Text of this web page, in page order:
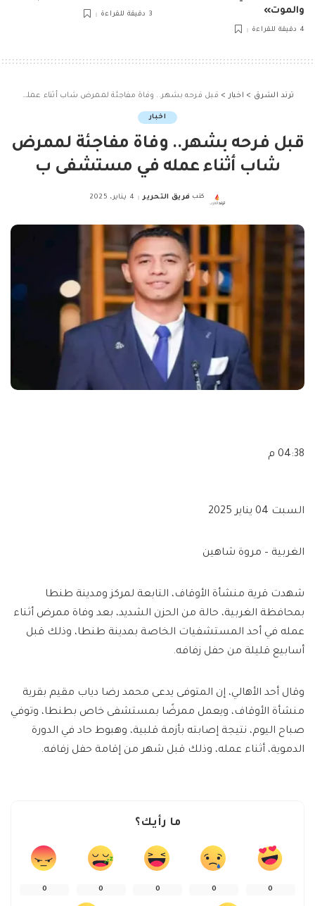
والموت»
4 دقيقة للقراءة
3 دقيقة للقراءة
ترند الشرق > اخبار > قبل فرحه بشهر.. وفاة مفاجئة لممرض شاب أثناء عمله في مستشفى ب
اخبار
قبل فرحه بشهر.. وفاة مفاجئة لممرض
شاب أثناء عمله في مستشفى ب
Posted
كتب فريق التحرير 4 يناير، 2025
04:38 م
السبت 04 يناير 2025
الغربية – مروة شاهين
شهدت قرية منشأة الأوقاف، التابعة لمركز ومدينة طنطا
بمحافظة الغربية، حالة من الحزن الشديد، بعد وفاة ممرض أثناء
عمله في أحد المستشفيات الخاصة بمدينة طنطا، وذلك قبل
أسابيع قليلة من حفل زفافه.
وقال أحد الأهالي، إن المتوفى يدعى محمد رضا دياب مقيم بقرية
منشأة الأوقاف، ويعمل ممرضًا بمستشفى خاص بطنطا، وتوفي
صباح اليوم، نتيجة إصابته بأزمة قلبية، وهبوط حاد في الدورة
الدموية، أثناء عمله، وذلك قبل شهر من إقامة حفل زفافه.
ما رأيك؟
0
0
0
0
0